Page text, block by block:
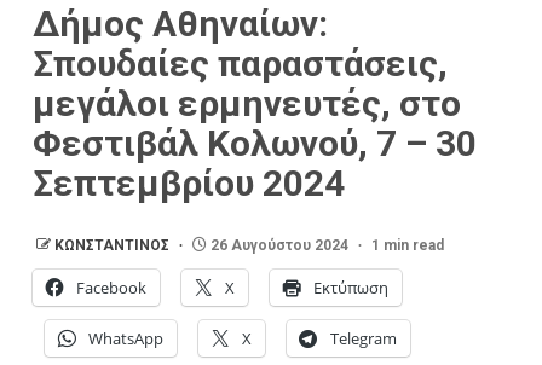
Δήμος Αθηναίων:
Σπουδαίες παραστάσεις,
μεγάλοι ερμηνευτές, στο
Φεστιβάλ Κολωνού, 7 – 30
Σεπτεμβρίου 2024
ΚΩΝΣΤΑΝΤΙΝΟΣ 26 Αυγούστου 2024 1 min read
Facebook X Εκτύπωση
WhatsApp X Telegram